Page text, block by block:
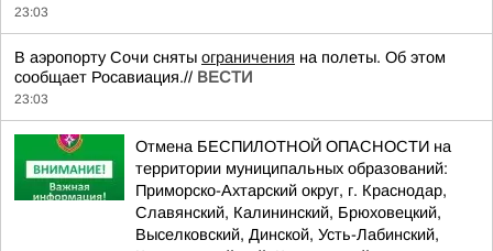
23:03
В аэропорту Сочи сняты ограничения на полеты. Об этом
сообщает Росавиация.// ВЕСТИ
23:03
Отмена БЕСПИЛОТНОЙ ОПАСНОСТИ на
территории муниципальных образований:
Приморско-Ахтарский округ, г. Краснодар,
Славянский, Калининский, Брюховецкий,
Выселковский, Динской, Усть-Лабинский,